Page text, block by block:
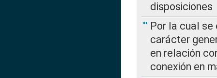
disposiciones
Por la cual
carácter
en relación
conexión en